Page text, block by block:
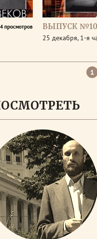
просмотров ВЫПУСК
25 декабря, 1-я
1